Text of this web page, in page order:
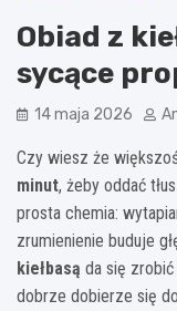
Obiad z
sycące
14 maja 2026
Czy wiesz że
minut, żeby oddać
prosta chemia:
zrumienienie buduje
kiełbasą da się
dobrze dobierze się